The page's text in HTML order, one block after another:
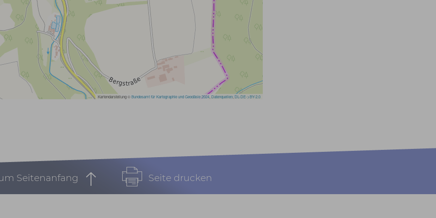
Seite drucken
Seitenanfang